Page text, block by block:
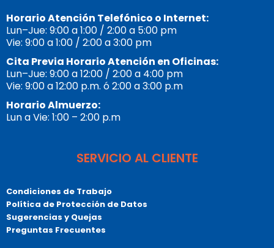
Horario Atención Telefónico o Internet:
Lun–Jue: 9:00 a 1:00 / 2:00 a 5:00 pm
Vie: 9:00 a 1:00 / 2:00 a 3:00 pm
Cita Previa Horario Atención en Oficinas:
Lun–Jue: 9:00 a 12:00 / 2:00 a 4:00 pm
Vie: 9:00 a 12:00 p.m. ó 2:00 a 3:00 p.m
Horario Almuerzo:
Lun a Vie: 1:00 – 2:00 p.m
SERVICIO AL CLIENTE
Condiciones de Trabajo
Política de Protección de Datos
Sugerencias y Quejas
Preguntas Frecuentes